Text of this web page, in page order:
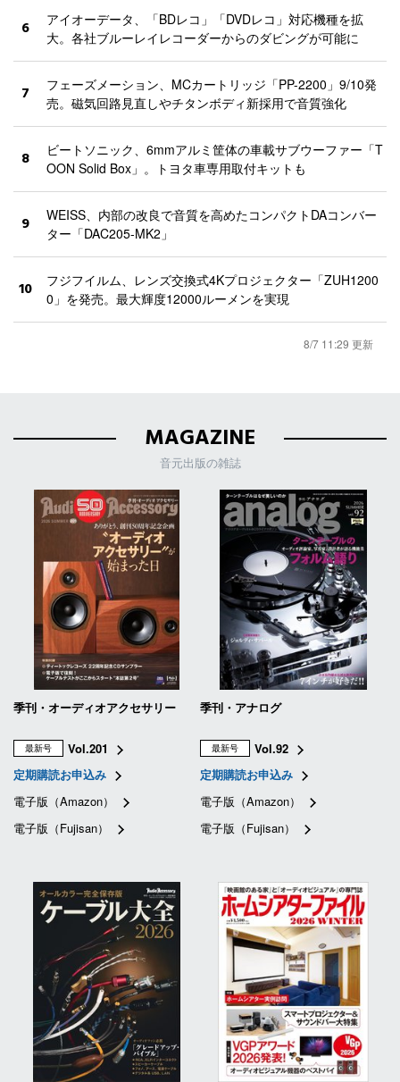
6
アイオーデータ、「BDレコ」「DVDレコ」対応機種を拡
大。各社ブルーレイレコーダーからのダビングが可能に
7
フェーズメーション、MCカートリッジ「PP-2200」9/10発
売。磁気回路見直しやチタンボディ新採用で音質強化
8
ビートソニック、6mmアルミ筐体の車載サブウーファー「T
OON Solid Box」。トヨタ車専用取付キットも
9
WEISS、内部の改良で音質を高めたコンパクトDAコンバー
ター「DAC205-MK2」
10
フジフイルム、レンズ交換式4Kプロジェクター「ZUH1200
0」を発売。最大輝度12000ルーメンを実現
8/7 11:29 更新
MAGAZINE
音元出版の雑誌
季刊・オーディオアクセサリー
最新号
Vol.201
定期購読お申込み
電子版（Amazon）
電子版（Fujisan）
季刊・アナログ
最新号
Vol.92
定期購読お申込み
電子版（Amazon）
電子版（Fujisan）